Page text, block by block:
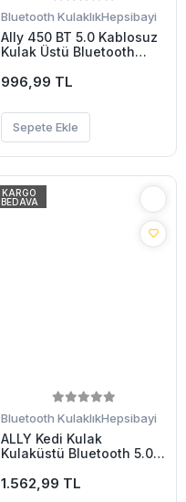
Bluetooth KulaklıkHepsibayi
Ally 450 BT 5.0 Kablosuz
Kulak Üstü Bluetooth
996,99 TL
Sepete Ekle
KARGO
BEDAVA
Bluetooth KulaklıkHepsibayi
ALLY Kedi Kulak
Kulaküstü Bluetooth 5.0
1.562,99 TL